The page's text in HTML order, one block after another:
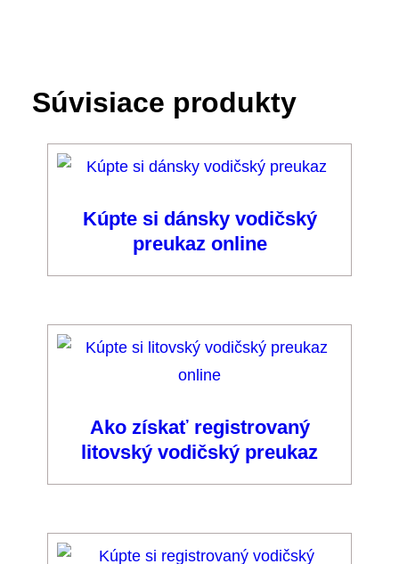
Súvisiace produkty
Kúpte si dánsky vodičský
preukaz online
Ako získať registrovaný
litovský vodičský preukaz